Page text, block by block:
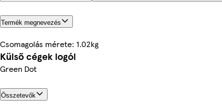
Termék megnevezés
Csomagolás mérete: 1.02kg
Külső cégek logói
Green Dot
Összetevők